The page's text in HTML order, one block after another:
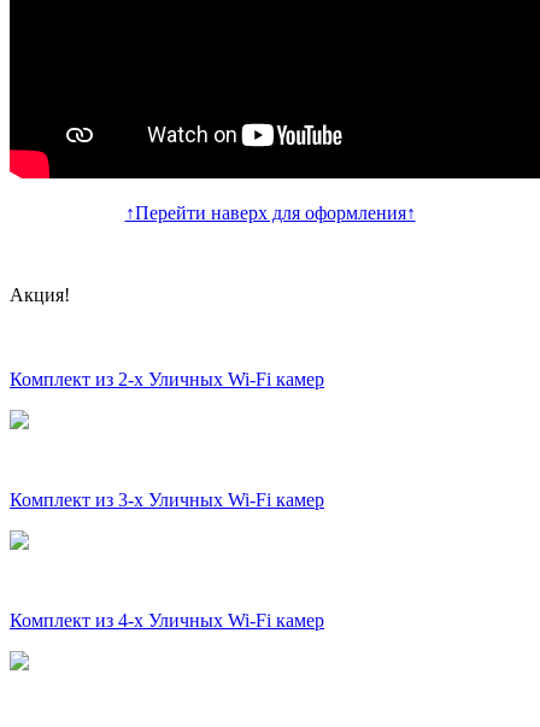
↑Перейти наверх для оформления↑
Акция!
Комплект из 2-х Уличных Wi-Fi камер
Комплект из 3-х Уличных Wi-Fi камер
Комплект из 4-х Уличных Wi-Fi камер